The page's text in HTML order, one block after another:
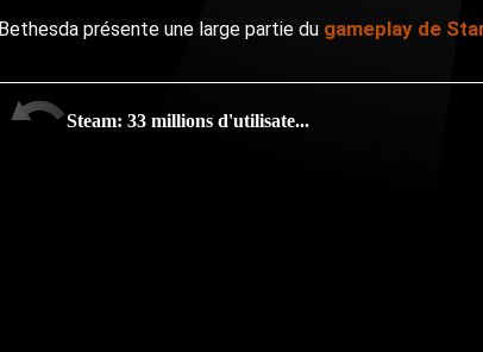
Bethesda présente une large partie du gameplay de
Steam: 33 millions d'utilisate...